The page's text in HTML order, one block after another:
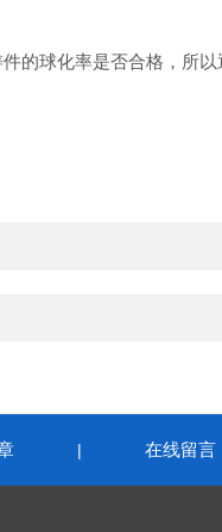
的球化率是否合格，所以
| 在线留言